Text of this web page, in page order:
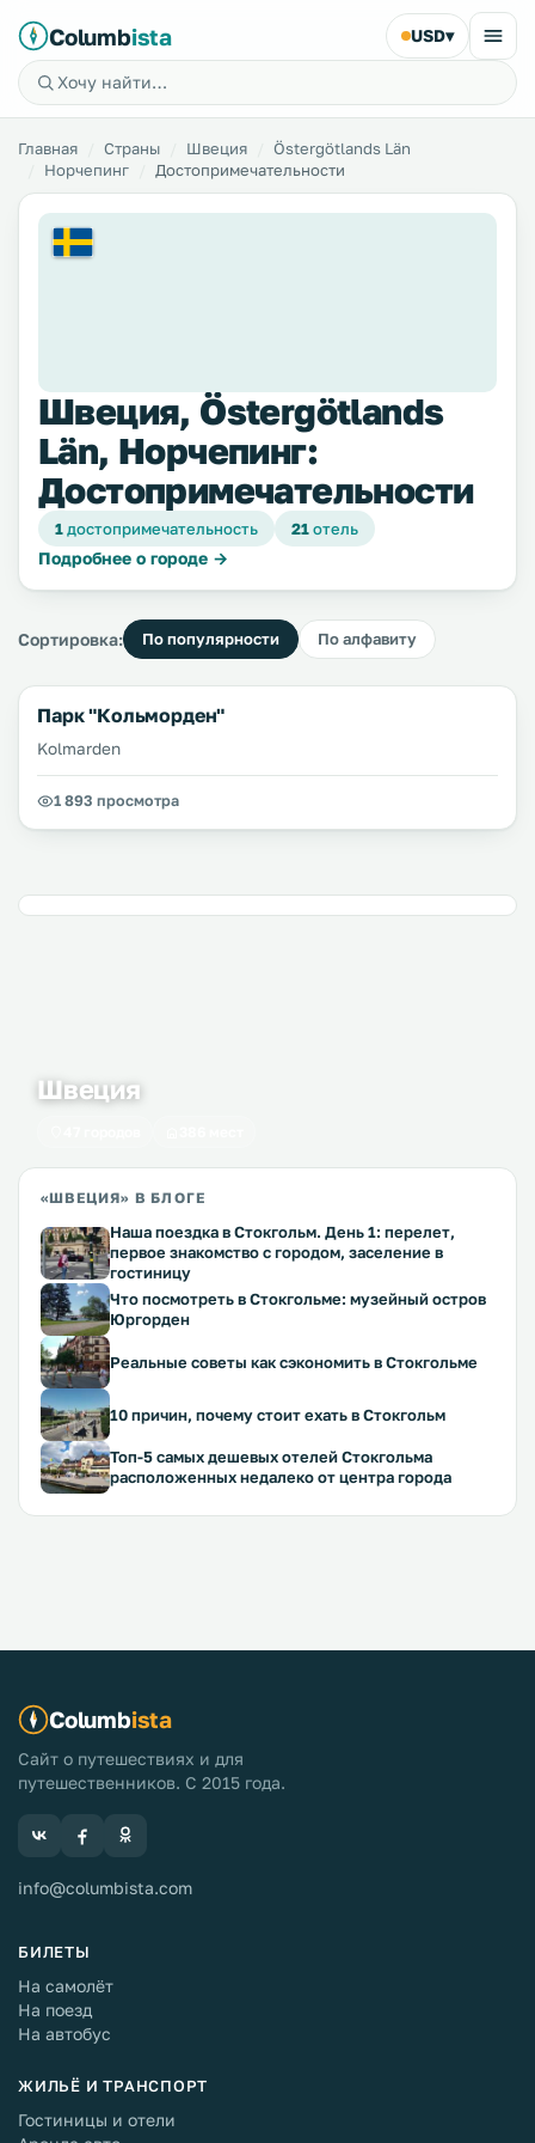
Columbista USD▾
Главная Страны Швеция
Östergötlands Län
Норчепинг
Достопримечательности
Швеция, Östergötlands
Län, Норчепинг:
Достопримечательности
1достопримечательность 21отель
Подробнее о городе →
Сортировка: По популярности По алфавиту
Парк "Кольморден"
Kolmarden
1 893 просмотра
Швеция
«ШВЕЦИЯ» В БЛОГЕ
Наша поездка в Стокгольм. День 1: перелет,
первое знакомство с городом, заселение в
гостиницу
Что посмотреть в Стокгольме: музейный остров
Юргорден
Реальные советы как сэкономить в Стокгольме
10 причин, почему стоит ехать в Стокгольм
Топ-5 самых дешевых отелей Стокгольма
расположенных недалеко от центра города
Columbista
Сайт о путешествиях и для
путешественников. С 2015 года.
info@columbista.com
БИЛЕТЫ
На самолёт
На поезд
На автобус
ЖИЛЬЁ И ТРАНСПОРТ
Гостиницы и отели